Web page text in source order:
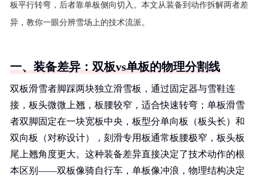
板平行转弯，后者靠单板侧向切入。本文从装备到动作拆解两者差
异，教你一眼分辨雪场上的技术流派。
一、装备差异：双板vs单板的物理分割线
双板滑雪者脚踩两块独立滑雪板，通过固定器与雪鞋连
接，板头微微上翘，板腰较窄，适合快速转弯；单板滑雪
者双脚固定在一块宽板中央，板型分单向板（板头长）和
双向板（对称设计），刻滑专用板通常板腰极窄，板头板
尾上翘角度更大。这种装备差异直接决定了技术动作的根
本区别——双板像骑自行车，单板像冲浪，物理结构决定